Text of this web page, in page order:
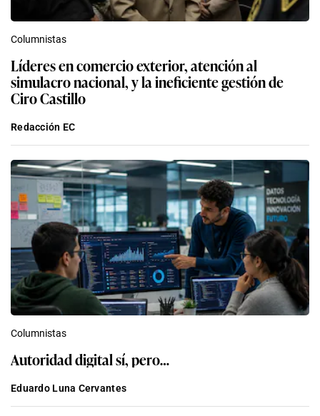
Columnistas
Líderes en comercio exterior, atención al
simulacro nacional, y la ineficiente gestión de
Ciro Castillo
Redacción EC
Columnistas
Autoridad digital sí, pero…
Eduardo Luna Cervantes